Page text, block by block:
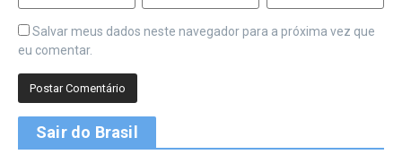
Salvar meus dados neste navegador para a próxima vez que
eu comentar.
Sair do Brasil